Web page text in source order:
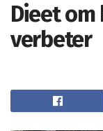
Dieet
verbeter